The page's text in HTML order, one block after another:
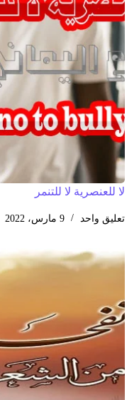
لا للعنصرية لا للتنمر
تعليق واحد 9 مارس، 2022